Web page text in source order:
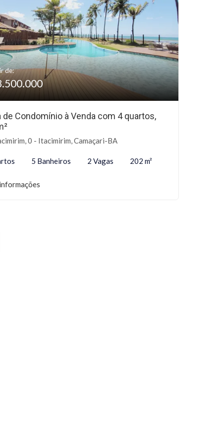
de:
de Condomínio à Venda com 4 quartos,
0 - Itacimirim, Camaçari-BA
5 Banheiros 2 Vagas 202 m²